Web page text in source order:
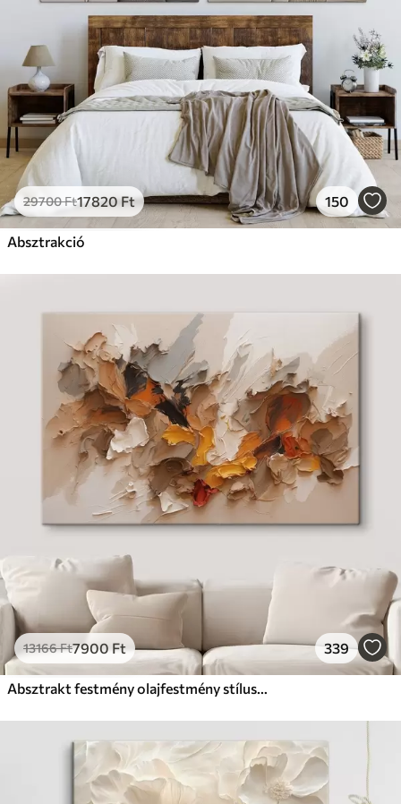
29700Ft17820Ft 150
Absztrakció
13166Ft7900Ft 339
Absztrakt festmény olajfestmény stílusban